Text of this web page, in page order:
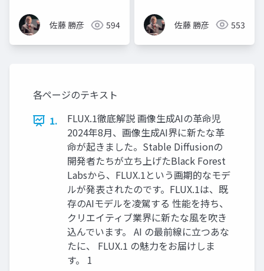
佐藤 勝彦 594 佐藤 勝彦 553
各ページのテキスト
1.
FLUX.1徹底解説 画像生成AIの革命児
2024年8月、画像生成AI界に新たな革
命が起きました。Stable Diffusionの
開発者たちが立ち上げたBlack Forest
Labsから、FLUX.1という画期的なモデ
ルが発表されたのです。FLUX.1は、既
存のAIモデルを凌駕する 性能を持ち、
クリエイティブ業界に新たな風を吹き
込んでいます。 AI の最前線に立つあな
たに、 FLUX.1 の魅力をお届けしま
す。 1